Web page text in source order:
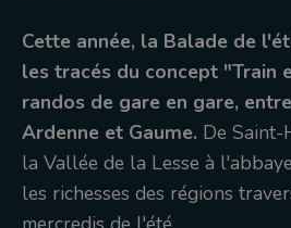
Cette année, la Balade de
les tracés du concept "Train
randos de gare en gare,
Ardenne et Gaume. De
la Vallée de la Lesse à
les richesses des régions